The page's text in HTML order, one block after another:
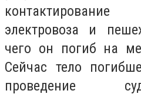
электровоза и
чего он погиб на
Сейчас тело
проведение